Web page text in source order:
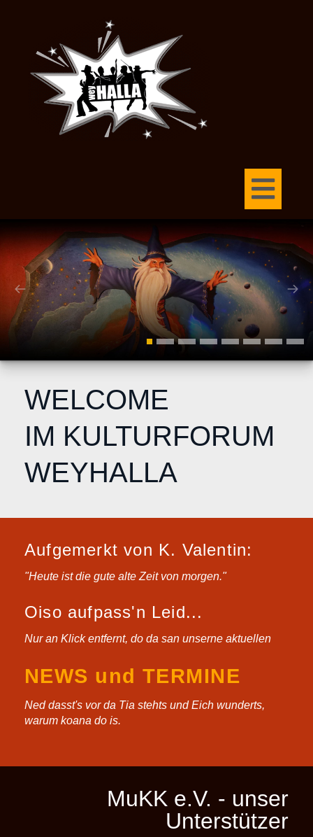
WELCOME
IM KULTURFORUM
WEYHALLA
Aufgemerkt von K. Valentin:
"Heute ist die gute alte Zeit von morgen."
Oiso aufpass'n Leid...
Nur an Klick entfernt, do da san unserne aktuellen
NEWS und TERMINE
Ned dasst's vor da Tia stehts und Eich wunderts,
warum koana do is.
MuKK e.V. - unser
Unterstützer